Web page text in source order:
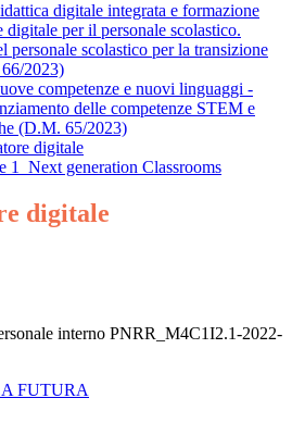
digitale integrata e formazione
digitale per il personale scolastico.
personale scolastico per la transizione
2023)
competenze e nuovi linguaggi -
delle competenze STEM e
(D.M. 65/2023)
digitale
1_Next generation Classrooms
digitale
interno PNRR_M4C1I2.1-2022-
FUTURA